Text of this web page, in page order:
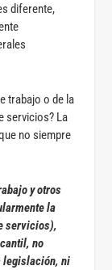
diferente,
trabajo o de la
servicios? La
no siempre
y otros
la
servicios),
no
legislación, ni